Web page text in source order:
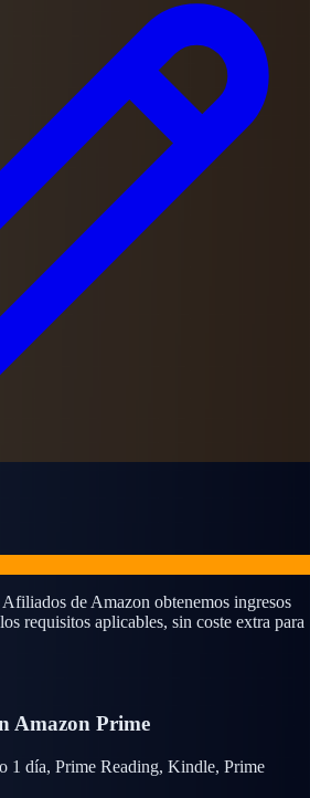
de Amazon obtenemos ingresos
requisitos aplicables, sin coste extra para
Amazon Prime
1 día, Prime Reading, Kindle, Prime